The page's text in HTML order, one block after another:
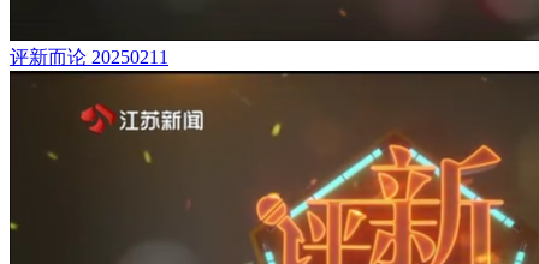
评新而论 20250211